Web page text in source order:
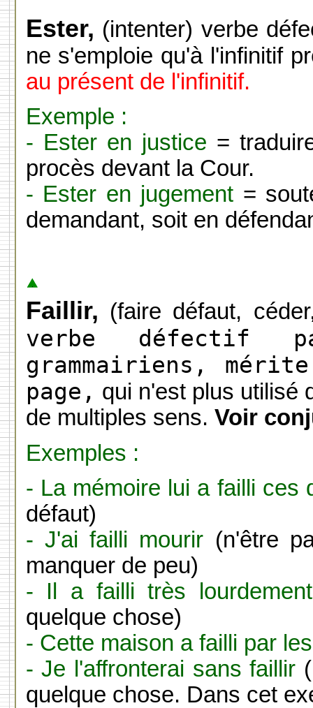
Ester, (intenter) verbe
ne s'emploie qu'à l'infinitif
au présent de l'infinitif.
Exemple :
- Ester en justice =
procès devant la Cour.
- Ester en jugement =
demandant, soit en
Faillir, (faire défaut,
verbe défectif
grammairiens,
page, qui n'est plus utilisé
de multiples sens. Voir
Exemples :
- La mémoire lui a failli ces
défaut)
- J'ai failli mourir (n'être
manquer de peu)
- Il a failli très lourdement
quelque chose)
- Cette maison a failli par
- Je l'affronterai sans faillir
quelque chose. Dans cet